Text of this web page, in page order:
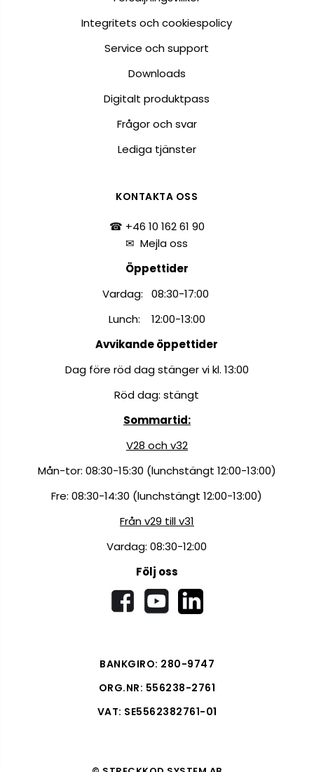
Integritets och cookiespolicy
Service och support
Downloads
Digitalt produktpass
Frågor och svar
Lediga tjänster
KONTAKTA OSS
☎ +46 10 162 61 90
✉Mejla oss
Öppettider
Vardag: 08:30-17:00
Lunch: 12:00-13:00
Avvikande öppettider
Dag före röd dag stänger vi kl. 13:00
Röd dag: stängt
Sommartid:
V28 och v32
Mån-tor: 08:30-15:30 (lunchstängt 12:00-13:00)
Fre: 08:30-14:30 (lunchstängt 12:00-13:00)
Från v29 till v31
Vardag: 08:30-12:00
Följ oss
BANKGIRO: 280-9747
ORG.NR: 556238-2761
VAT: SE5562382761-01